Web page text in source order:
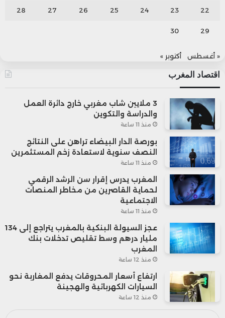
22
23
24
25
26
27
28
29
30
« أغسطس أكتوبر »
اقتصاد المغرب
3 ملايين شاب مغربي خارج دائرة العمل
والدراسة والتكوين
منذ 11 ساعة
بورصة الدار البيضاء تراهن على النتائج
النصف سنوية لاستعادة زخم المستثمرين
منذ 11 ساعة
المغرب يدرس إقرار سن الرشد الرقمي
لحماية القاصرين من مخاطر المنصات
الاجتماعية
منذ 11 ساعة
عجز السيولة البنكية بالمغرب يتراجع إلى 134
مليار درهم وسط تقليص تدخلات بنك
المغرب
منذ 12 ساعة
ارتفاع أسعار المحروقات يدفع المغاربة نحو
السيارات الكهربائية والهجينة
منذ 12 ساعة